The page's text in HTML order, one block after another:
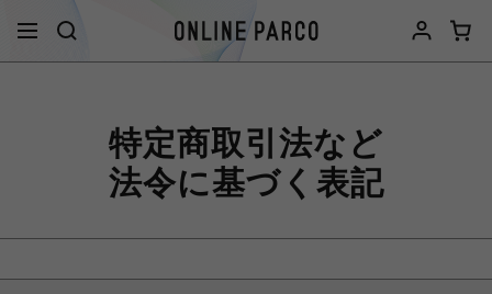
特定商取引法など
法令に基づく表記